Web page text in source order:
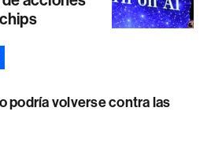
podría volverse contra las